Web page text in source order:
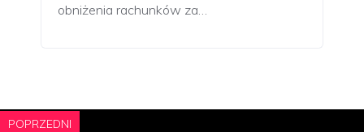
obniżenia rachunków za…
POPRZEDNI